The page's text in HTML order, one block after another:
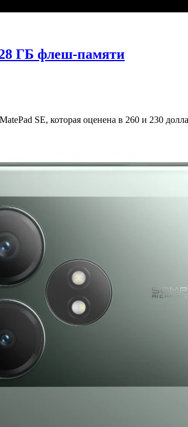
ГБ флеш-памяти
SE, которая оценена в 260 и 230